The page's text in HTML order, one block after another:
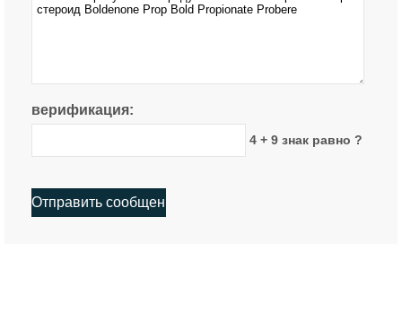
верификация:
4 + 9 знак равно ?